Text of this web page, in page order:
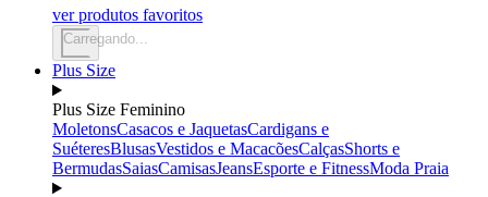
ver produtos favoritos
Carregando...
Plus Size
Plus Size Feminino
MoletonsCasacos e JaquetasCardigans e
SuéteresBlusasVestidos e MacacõesCalçasShorts e
BermudasSaiasCamisasJeansEsporte e FitnessModa Praia